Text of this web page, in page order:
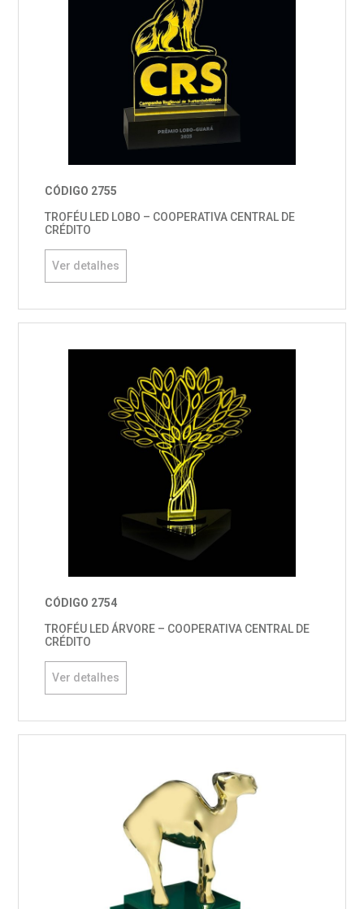
CÓDIGO 2755
TROFÉU LED LOBO – COOPERATIVA CENTRAL DE
CRÉDITO
Ver detalhes
CÓDIGO 2754
TROFÉU LED ÁRVORE – COOPERATIVA CENTRAL DE
CRÉDITO
Ver detalhes